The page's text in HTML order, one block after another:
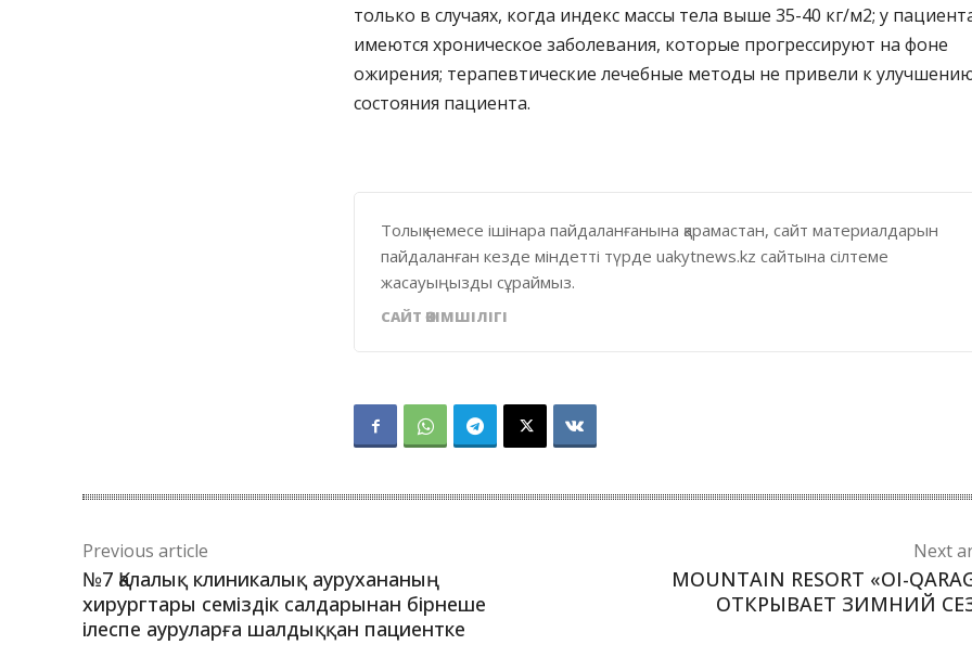
только в случаях, когда индекс массы тела выше 35-40 кг/м2; у
имеются хроническое заболевания, которые прогрессируют на фоне
ожирения; терапевтические лечебные методы не привели к
состояния пациента.
Толық немесе ішінара пайдаланғанына қарамастан, сайт материалдарын
пайдаланған кезде міндетті түрде uakytnews.kz сайтына сілтеме
жасауыңызды сұраймыз.
САЙТ ӘКІМШІЛІГІ
Previous article
№7 Қалалық клиникалық аурухананың
хирургтары семіздік салдарынан бірнеше
ілеспе ауруларға шалдыққан пациентке
Next
MOUNTAIN RESORT «OI-
ОТКРЫВАЕТ ЗИМНИЙ